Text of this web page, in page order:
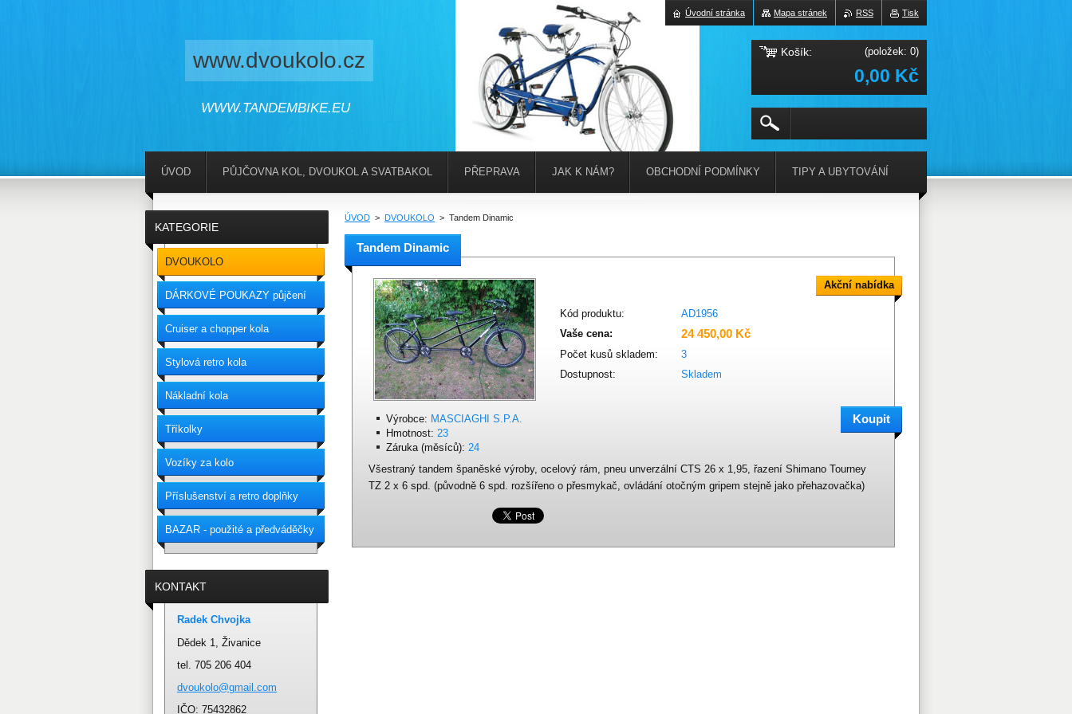
www.dvoukolo.cz
WWW.TANDEMBIKE.EU
ÚVOD > DVOUKOLO > Tandem Dinamic
Tandem Dinamic
Akční nabídka
Kód produktu:
AD1956
Vaše cena:
24 450,00 Kč
Počet kusů skladem:
3
Dostupnost:
Skladem
Výrobce: MASCIAGHI S.P.A.
Hmotnost: 23
Záruka (měsíců): 24
Všestraný tandem španěské výroby, ocelový rám, pneu unverzální CTS 26 x 1,95, řazení Shimano Tourney
TZ 2 x 6 spd. (původně 6 spd. rozšířeno o přesmykač, ovládání otočným gripem stejně jako přehazovačka)
KATEGORIE
DVOUKOLO
DÁRKOVÉ POUKAZY půjčení
Cruiser a chopper kola
Stylová retro kola
Nákladní kola
Tříkolky
Vozíky za kolo
Příslušenství a retro doplňky
BAZAR - použité a předváděčky
KONTAKT
Radek Chvojka
Dědek 1, Živanice
tel. 705 206 404
dvoukolo@gmail.com
IČO: 75432862
ÚVOD PŮJČOVNA KOL, DVOUKOL A SVATBAKOL PŘEPRAVA JAK K NÁM? OBCHODNÍ PODMÍNKY TIPY A UBYTOVÁNÍ
Tisk
RSS
Mapa stránek
Úvodní stránka
Košík: (položek: 0)
0,00 Kč